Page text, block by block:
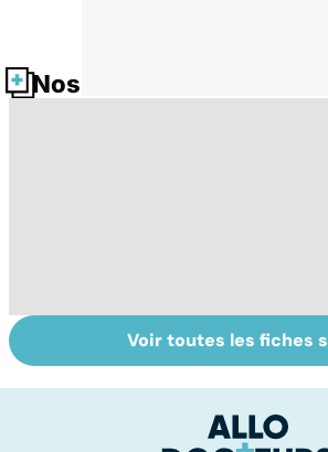
Nos fiches santé
Tout savoir sur
les infections
Voir toutes les fiches